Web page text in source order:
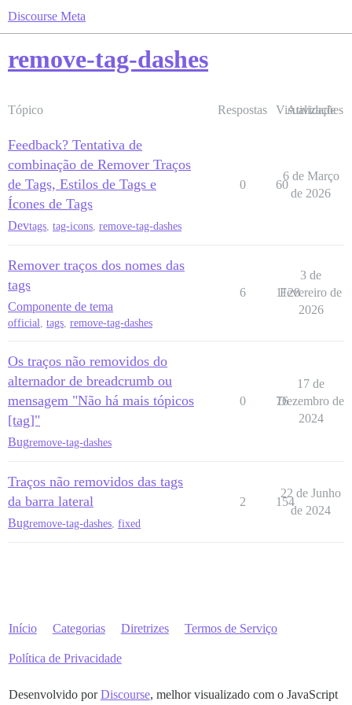
Discourse Meta
remove-tag-dashes
Tópico Respostas Visualizações
Atividade
Feedback? Tentativa de
combinação de Remover Traços
de Tags, Estilos de Tags e
Ícones de Tags
Devtags tag-icons remove-tag-dashes
0 60
6 de Março
de 2026
Remover traços dos nomes das
tags
Componente de tema
official, tags, remove-tag-dashes
6 1128
3 de
Fevereiro de
2026
Os traços não removidos do
alternador de breadcrumb ou
mensagem "Não há mais tópicos
[tag]"
Bugremove-tag-dashes
0 76
17 de
Dezembro de
2024
Traços não removidos das tags
da barra lateral
Bugremove-tag-dashes fixed
2 154
22 de Junho
de 2024
Início Categorias Diretrizes Termos de Serviço
Política de Privacidade
Desenvolvido porDiscourse, melhor visualizado com o JavaScript